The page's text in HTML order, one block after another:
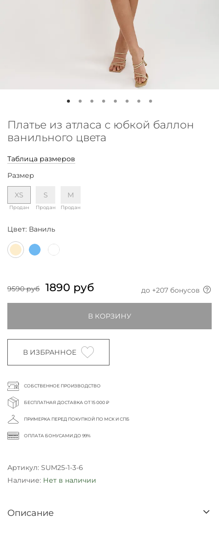
Платье из атласа с юбкой баллон
ванильного цвета
Таблица размеров
Размер
XS
Продан
S
Продан
M
Продан
Цвет: Ваниль
9590 руб 1890 руб до +207 бонусов
В КОРЗИНУ
В ИЗБРАННОЕ
СОБСТВЕННОЕ ПРОИЗВОДСТВО
БЕСПЛАТНАЯ ДОСТАВКА ОТ 15 000 ₽
ПРИМЕРКА ПЕРЕД ПОКУПКОЙ ПО МСК И СПБ
ОПЛАТА БОНУСАМИ ДО 99%
Артикул: SUM25-1-3-6
Наличие: Нет в наличии
Описание